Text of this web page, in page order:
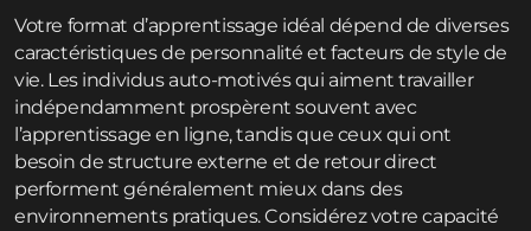
Votre format d’apprentissage idéal dépend de diverses
caractéristiques de personnalité et facteurs de style de
vie. Les individus auto-motivés qui aiment travailler
indépendamment prospèrent souvent avec
l’apprentissage en ligne, tandis que ceux qui ont
besoin de structure externe et de retour direct
performent généralement mieux dans des
environnements pratiques. Considérez votre capacité